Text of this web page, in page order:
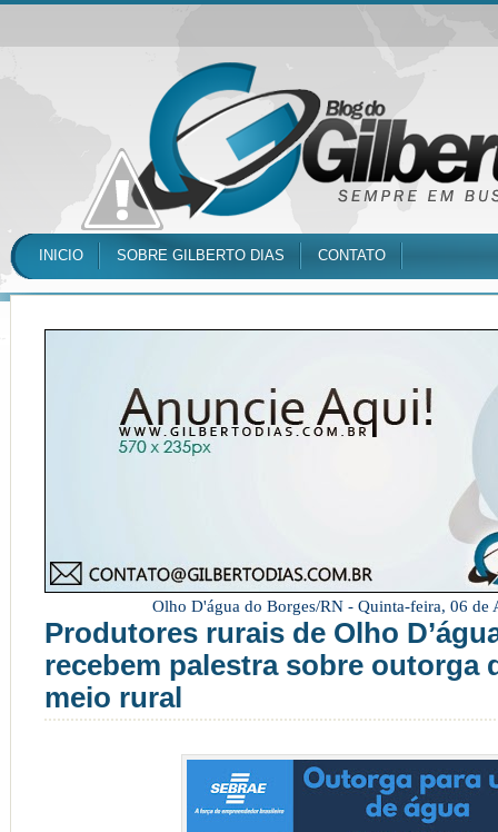
INICIO SOBRE GILBERTO DIAS CONTATO
Olho D'água do Borges/RN - Quinta-feira, 06 de
Produtores rurais de Olho
recebem palestra sobre outorga
meio rural